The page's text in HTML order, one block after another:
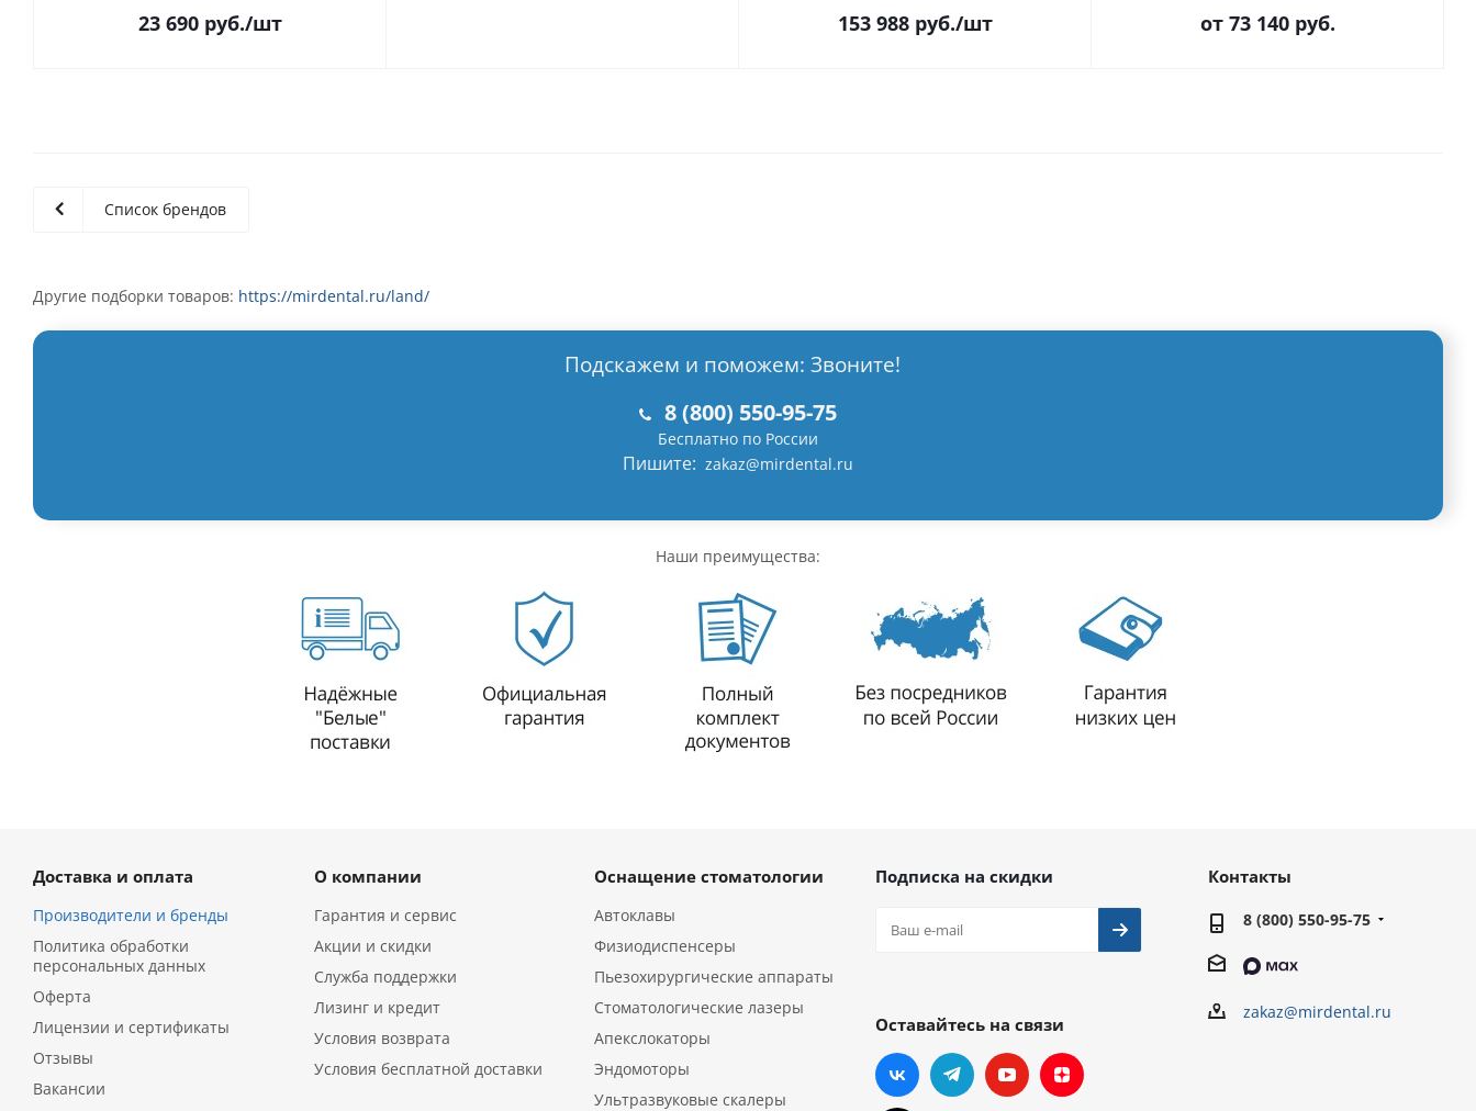
23 690 руб./шт 153 988 руб./шт от 73 140 руб.
Список брендов
Другие подборки товаров: https://mirdental.ru/land/
Подскажем и поможем: Звоните!
8 (800) 550-95-75
Бесплатно по России
Пишите: zakaz@mirdental.ru
Наши преимущества:
Доставка и оплата
Производители и бренды
Политика обработки
персональных данных
Оферта
Лицензии и сертификаты
Отзывы
Вакансии
О компании
Гарантия и сервис
Акции и скидки
Служба поддержки
Лизинг и кредит
Условия возврата
Условия бесплатной доставки
Оснащение стоматологии
Автоклавы
Физиодиспенсеры
Пьезохирургические аппараты
Стоматологические лазеры
Апекслокаторы
Эндомоторы
Ультразвуковые скалеры
Подписка на скидки
Оставайтесь на связи
Контакты
8 (800) 550-95-75
zakaz@mirdental.ru